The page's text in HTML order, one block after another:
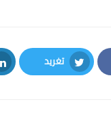
تغريد
Twitter